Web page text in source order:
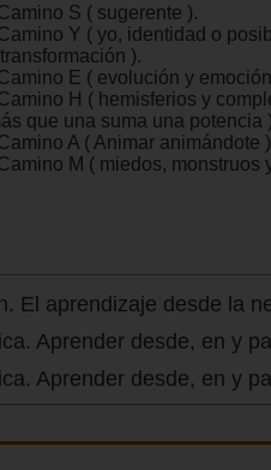
S ( sugerente ).
Y ( yo, identidad o
).
E ( evolución y
H ( hemisferios y
que una suma una potencia
A ( Animar animándote
M ( miedos, monstruos
El aprendizaje desde la
Aprender desde, en y
Aprender desde, en y